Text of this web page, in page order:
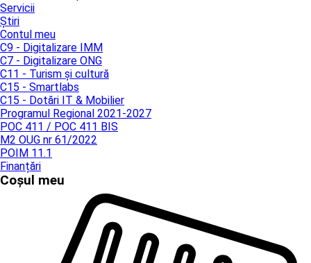
Servicii
Știri
Contul meu
C9 - Digitalizare IMM
C7 - Digitalizare ONG
C11 - Turism și cultură
C15 - Smartlabs
C15 - Dotări IT & Mobilier
Programul Regional 2021-2027
POC 411 / POC 411 BIS
M2 OUG nr 61/2022
POIM 11.1
Finanțări
Coșul meu